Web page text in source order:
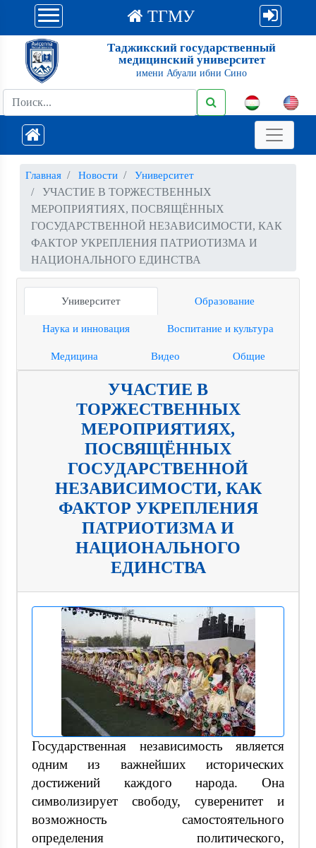
ТГМУ
Таджикский государственный
медицинский университет
имени Абуали ибни Сино
Главная Новости Университет
УЧАСТИЕ В ТОРЖЕСТВЕННЫХ
МЕРОПРИЯТИЯХ, ПОСВЯЩЁННЫХ
ГОСУДАРСТВЕННОЙ НЕЗАВИСИМОСТИ, КАК
ФАКТОР УКРЕПЛЕНИЯ ПАТРИОТИЗМА И
НАЦИОНАЛЬНОГО ЕДИНСТВА
Университет Образование
Наука и инновация Воспитание и культура
Медицина Видео Общие
УЧАСТИЕ В
ТОРЖЕСТВЕННЫХ
МЕРОПРИЯТИЯХ,
ПОСВЯЩЁННЫХ
ГОСУДАРСТВЕННОЙ
НЕЗАВИСИМОСТИ, КАК
ФАКТОР УКРЕПЛЕНИЯ
ПАТРИОТИЗМА И
НАЦИОНАЛЬНОГО
ЕДИНСТВА
Государственная независимость является
одним из важнейших исторических
достижений каждого народа. Она
символизирует свободу, суверенитет и
возможность самостоятельного
определения политического,